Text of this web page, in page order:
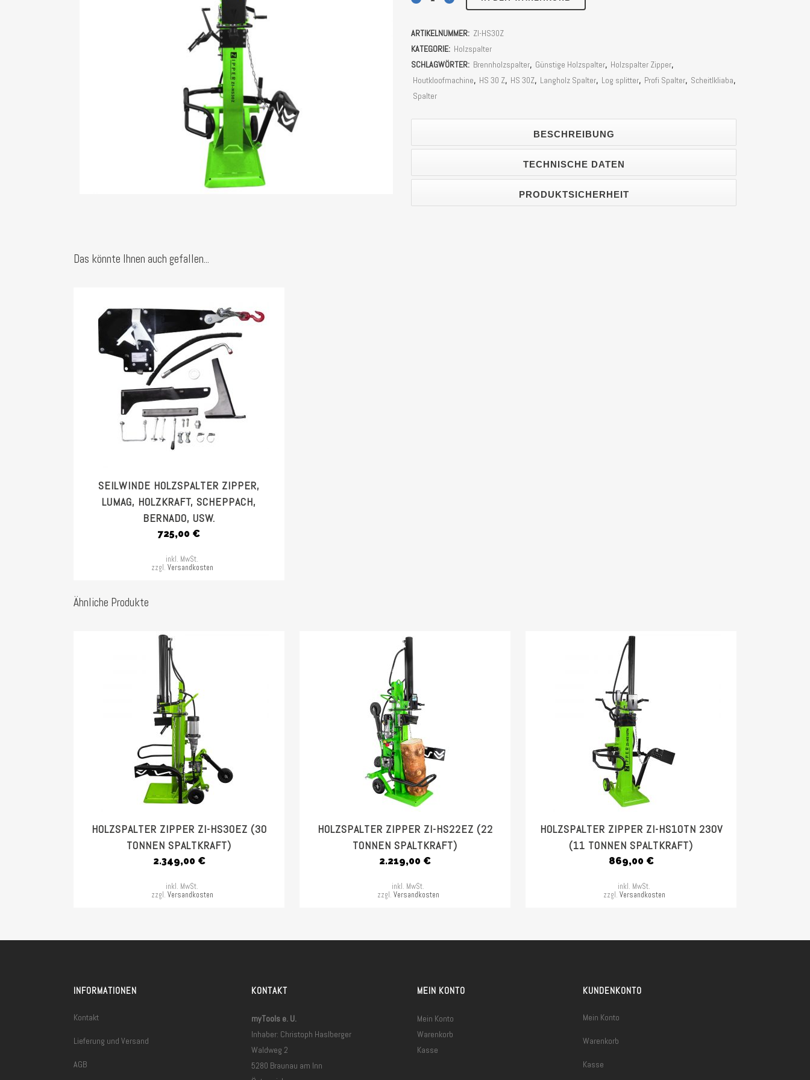
HS30Z
(30
ARTIKELNUMMER: ZI-HS30Z
KATEGORIE: Holzspalter
SCHLAGWÖRTER: Brennholzspalter, Günstige Holzspalter, Holzspalter Zipper,
Houtkloofmachine, HS 30 Z, HS 30Z, Langholz Spalter, Log splitter, Profi Spalter, Scheitlkliaba,
Spalter
BESCHREIBUNG
TECHNISCHE DATEN
PRODUKTSICHERHEIT
Das könnte Ihnen auch gefallen...
SEILWINDE HOLZSPALTER ZIPPER,
LUMAG, HOLZKRAFT, SCHEPPACH,
BERNADO, USW.
725,00 €
inkl. MwSt.
zzgl. Versandkosten
Ähnliche Produkte
HOLZSPALTER ZIPPER ZI-HS30EZ (30
TONNEN SPALTKRAFT)
2.349,00 €
inkl. MwSt.
zzgl. Versandkosten
HOLZSPALTER ZIPPER ZI-HS22EZ (22
TONNEN SPALTKRAFT)
2.219,00 €
inkl. MwSt.
zzgl. Versandkosten
HOLZSPALTER ZIPPER ZI-HS10TN 230V
(11 TONNEN SPALTKRAFT)
869,00 €
inkl. MwSt.
zzgl. Versandkosten
INFORMATIONEN
Kontakt
Lieferung und Versand
AGB
KONTAKT
myTools e. U.
Inhaber: Christoph Haslberger
Waldweg 2
5280 Braunau am Inn
MEIN KONTO
Mein Konto
Warenkorb
Kasse
KUNDENKONTO
Mein Konto
Warenkorb
Kasse